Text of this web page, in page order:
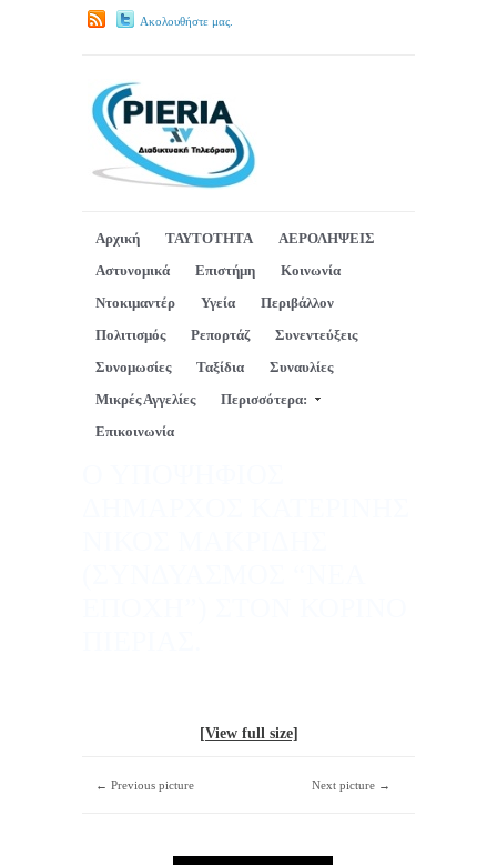
Ακολουθήστε μας.
Αρχική ΤΑΥΤΟΤΗΤΑ
ΑΕΡΟΛΗΨΕΙΣ
Αστυνομικά
Επιστήμη
Κοινωνία
Ντοκιμαντέρ
Υγεία
Περιβάλλον
Πολιτισμός
Ρεπορτάζ
Συνεντεύξεις
Συνομωσίες
Ταξίδια
Συναυλίες
Μικρές Αγγελίες
Περισσότερα:
Επικοινωνία
[View full size]
← Previous picture Next picture →